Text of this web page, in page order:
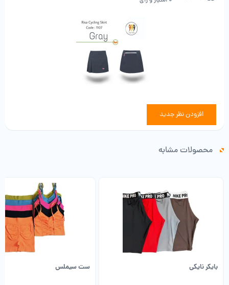
افزودن نظر جدید
محصولات مشابه
بایکر نایکی ست سیملس